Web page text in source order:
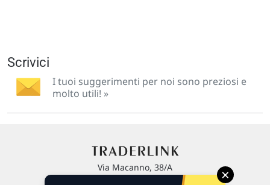
Scrivici
I tuoi suggerimenti per noi sono preziosi e
molto utili! »
Via Macanno, 38/A
×